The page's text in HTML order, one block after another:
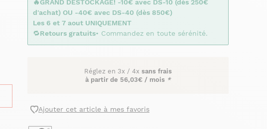
🔥GRAND DESTOCKAGE! -10€ avec DS-10 (dès 250€
d'achat) OU -40€ avec DS-40 (dès 850€)
Les 6 et 7 aout UNIQUEMENT
🔁Retours gratuits• Commandez en toute sérénité.
Réglez en 3x / 4x sans frais
à partir de 56,03€ / mois *
Ajouter cet article à mes favoris